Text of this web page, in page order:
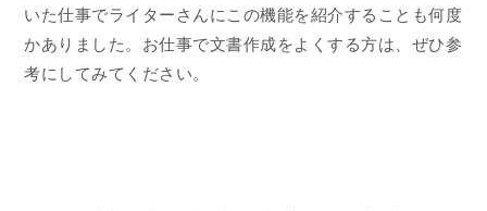
いた仕事でライターさんにこの機能を紹介することも何度
かありました。お仕事で文書作成をよくする方は、ぜひ参
考にしてみてください。